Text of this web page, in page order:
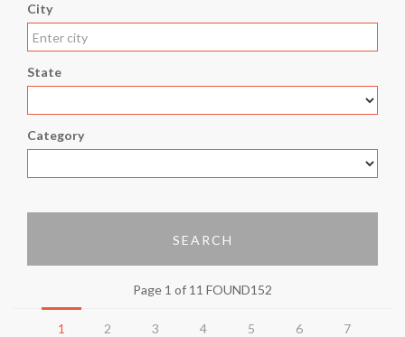
City
State
Category
SEARCH
Page 1 of 11 FOUND152
1 2 3 4 5 6 7